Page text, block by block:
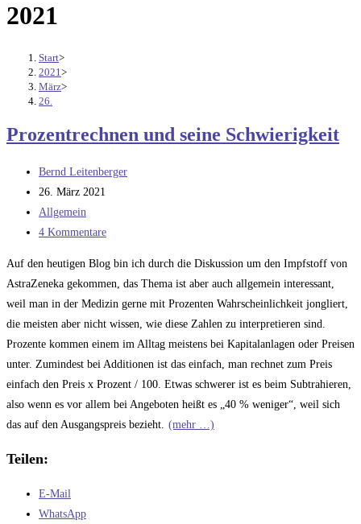
2021
Start>
2021 >
März>
26.
Prozentrechnen und seine Schwierigkeit
Beitrags-
Autor:
Bernd Leitenberger
Beitrag
veröffentlicht:
26. März 2021
Beitrags-
Kategorie:
Allgemein
Beitrags-
4 Kommentare
Auf den heutigen Blog bin ich durch die Diskussion um den Impfstoff von
AstraZeneka gekommen, das Thema ist aber auch allgemein interessant,
weil man in der Medizin gerne mit Prozenten Wahrscheinlichkeit jongliert,
die meisten aber nicht wissen, wie diese Zahlen zu interpretieren sind.
Prozente kommen einem im Alltag meistens bei Kapitalanlagen oder Preisen
unter. Zumindest bei Additionen ist das einfach, man rechnet zum Preis
einfach den Preis x Prozent / 100. Etwas schwerer ist es beim Subtrahieren,
also wenn es vor allem bei Angeboten heißt es „40 % weniger“, weil sich
das auf den Ausgangspreis bezieht. (mehr …)
Teilen:
E-Mail
WhatsApp